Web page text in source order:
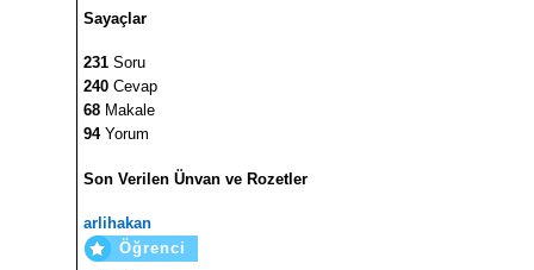
Sayaçlar
231 Soru
240 Cevap
68 Makale
94Yorum
Son Verilen Ünvan ve Rozetler
arlihakan
Öğrenci